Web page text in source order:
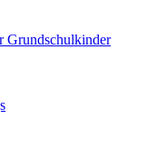
Grundschulkinder